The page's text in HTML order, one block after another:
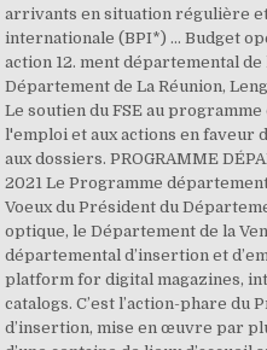
arrivants en situation régulière
internationale (BPI*) ... Budget
action 12. ment départemental de
Département de La Réunion,
Le soutien du FSE au
l'emploi et aux actions en faveur
aux dossiers. PROGRAMME
2021 Le Programme
Voeux du Président du
optique, le Département de la
départemental d’insertion et
platform for digital magazines,
catalogs. C’est l’action-phare
d’insertion, mise en œuvre par